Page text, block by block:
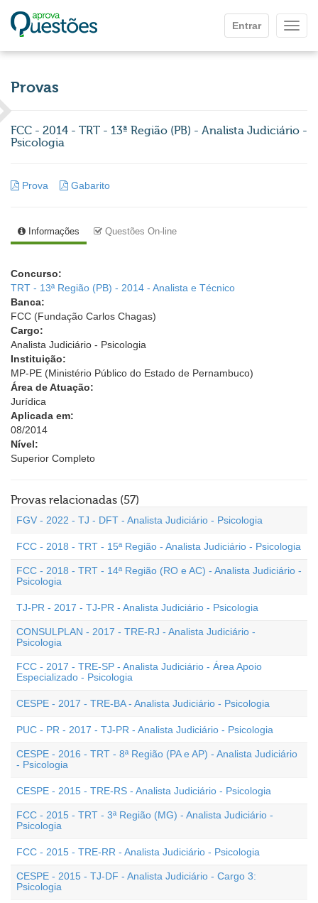
Entrar
Provas
FCC - 2014 - TRT - 13ª Região (PB) - Analista Judiciário -
Psicologia
Prova Gabarito
Informações Questões On-line
Concurso:
TRT - 13ª Região (PB) - 2014 - Analista e Técnico
Banca:
FCC (Fundação Carlos Chagas)
Cargo:
Analista Judiciário - Psicologia
Instituição:
MP-PE (Ministério Público do Estado de Pernambuco)
Área de Atuação:
Jurídica
Aplicada em:
08/2014
Nível:
Superior Completo
Provas relacionadas (57)
FGV - 2022 - TJ - DFT - Analista Judiciário - Psicologia
FCC - 2018 - TRT - 15ª Região - Analista Judiciário - Psicologia
FCC - 2018 - TRT - 14ª Região (RO e AC) - Analista Judiciário -
Psicologia
TJ-PR - 2017 - TJ-PR - Analista Judiciário - Psicologia
CONSULPLAN - 2017 - TRE-RJ - Analista Judiciário -
Psicologia
FCC - 2017 - TRE-SP - Analista Judiciário - Área Apoio
Especializado - Psicologia
CESPE - 2017 - TRE-BA - Analista Judiciário - Psicologia
PUC - PR - 2017 - TJ-PR - Analista Judiciário - Psicologia
CESPE - 2016 - TRT - 8ª Região (PA e AP) - Analista Judiciário
- Psicologia
CESPE - 2015 - TRE-RS - Analista Judiciário - Psicologia
FCC - 2015 - TRT - 3ª Região (MG) - Analista Judiciário -
Psicologia
FCC - 2015 - TRE-RR - Analista Judiciário - Psicologia
CESPE - 2015 - TJ-DF - Analista Judiciário - Cargo 3:
Psicologia